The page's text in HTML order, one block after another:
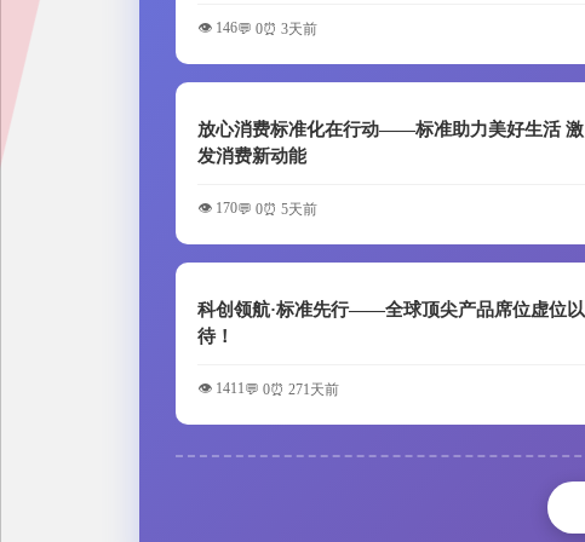
👁️ 146💬 0⏰ 3天前
放心消费标准化在行动——标准助力美好生活 激
发消费新动能
👁️ 170💬 0⏰ 5天前
科创领航·标准先行——全球顶尖产品席位虚位以
待！
👁️ 1411💬 0⏰ 271天前